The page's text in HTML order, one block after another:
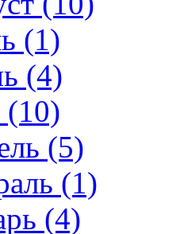
(1)
(4)
(10)
(5)
(1)
(4)